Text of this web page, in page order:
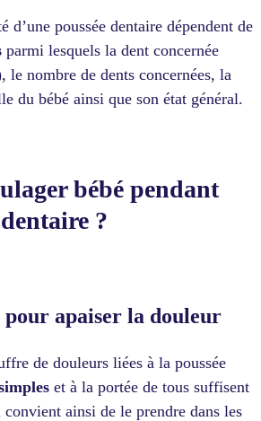
d’une poussée dentaire dépendent de
parmi lesquels la dent concernée
nombre de dents concernées, la
du bébé ainsi que son état général.
bébé pendant
?
pour apaiser la douleur
de douleurs liées à la poussée
et à la portée de tous suffisent
ainsi de le prendre dans les